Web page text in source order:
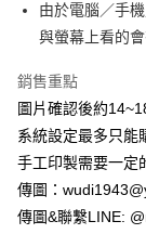
便利好安心！
１．簡單：不需註
【「AFTEE先享後
１．於結帳方式選擇
結帳頁面，進行簡
２．訂單成立數日
３．收到繳費通知簡
ATM／網路銀行／等
※ 請注意：結帳手續
運送方式
全家付款取貨
每筆NT$65，滿
付款後全家取貨
每筆NT$65，滿
7-11付款取貨
由於電腦／手
與螢幕上看的
銷售重點
圖片確認後約
系統設定最多只能
手工印製需要一定
傳圖：
傳圖&聯繫LINE: